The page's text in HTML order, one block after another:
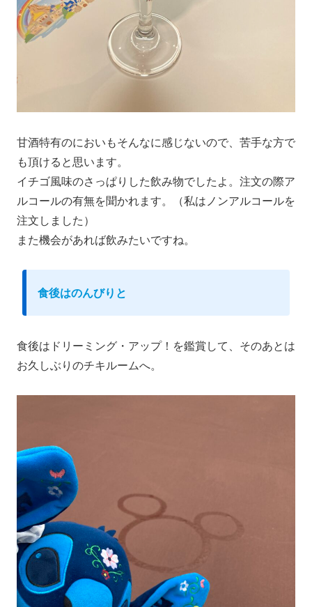
甘酒特有のにおいもそんなに感じないので、苦手な方で
も頂けると思います。
イチゴ風味のさっぱりした飲み物でしたよ。注文の際ア
ルコールの有無を聞かれます。（私はノンアルコールを
注文しました）
また機会があれば飲みたいですね。
食後はのんびりと
食後はドリーミング・アップ！を鑑賞して、そのあとは
お久しぶりのチキルームへ。